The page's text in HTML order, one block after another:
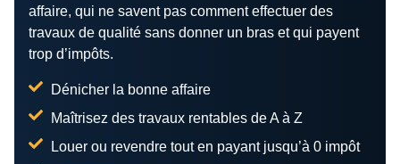
affaire, qui ne savent pas comment effectuer des
travaux de qualité sans donner un bras et qui payent
trop d’impôts.
Dénicher la bonne affaire
Maîtrisez des travaux rentables de A à Z
Louer ou revendre tout en payant jusqu’à 0 impôt